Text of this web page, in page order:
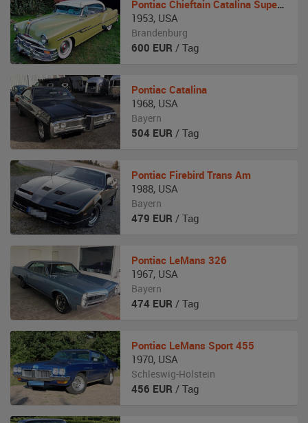
Pontiac Chieftain Catalina Super Deluxe
1953, USA
Brandenburg
600 EUR / Tag
Pontiac Catalina
1968, USA
Bayern
504 EUR / Tag
Pontiac Firebird Trans Am
1988, USA
Bayern
479 EUR / Tag
Pontiac LeMans 326
1967, USA
Bayern
474 EUR / Tag
Pontiac LeMans Sport 455
1970, USA
Schleswig-Holstein
456 EUR / Tag